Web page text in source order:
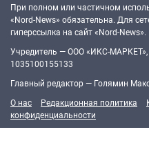
При полном или частичном
«Nord-News» обязательна. Для
гиперссылка на сайт «Nord-News».
Учредитель — ООО «ИКС-
1035100155133
Главный редактор — Голямин
О нас
Редакционная политика
конфиденциальности